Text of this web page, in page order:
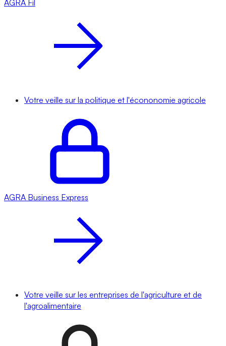
AGRA Fil
Votre veille sur la politique et l'écononomie agricole
AGRA Business Express
Votre veille sur les entreprises de l'agriculture et de
l'agroalimentaire